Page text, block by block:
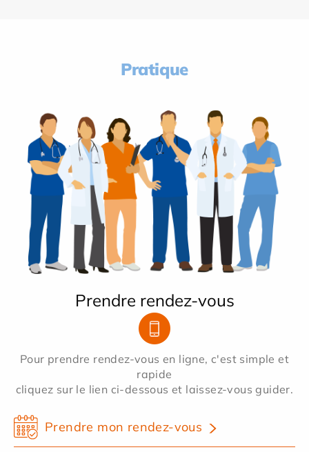
Pratique
Prendre rendez-vous
Pour prendre rendez-vous en ligne, c'est simple et
rapide
cliquez sur le lien ci-dessous et laissez-vous guider.
Prendre mon rendez-vous